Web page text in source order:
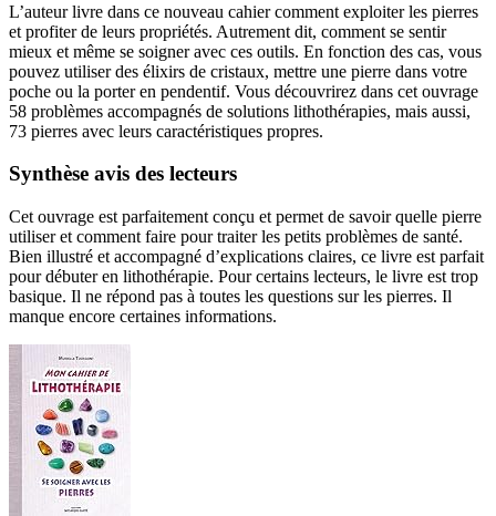
L’auteur livre dans ce nouveau cahier comment exploiter les pierres
et profiter de leurs propriétés. Autrement dit, comment se sentir
mieux et même se soigner avec ces outils. En fonction des cas, vous
pouvez utiliser des élixirs de cristaux, mettre une pierre dans votre
poche ou la porter en pendentif. Vous découvrirez dans cet ouvrage
58 problèmes accompagnés de solutions lithothérapies, mais aussi,
73 pierres avec leurs caractéristiques propres.
Synthèse avis des lecteurs
Cet ouvrage est parfaitement conçu et permet de savoir quelle pierre
utiliser et comment faire pour traiter les petits problèmes de santé.
Bien illustré et accompagné d’explications claires, ce livre est parfait
pour débuter en lithothérapie. Pour certains lecteurs, le livre est trop
basique. Il ne répond pas à toutes les questions sur les pierres. Il
manque encore certaines informations.